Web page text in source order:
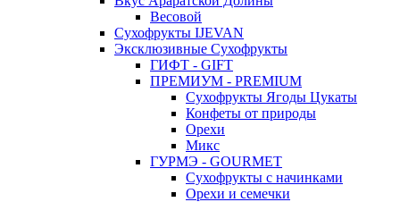
Весовой
Сухофрукты IJEVAN
Эксклюзивные Сухофрукты
ГИФТ - GIFT
ПРЕМИУМ - PREMIUM
Сухофрукты Ягоды Цукаты
Конфеты от природы
Орехи
Микс
ГУРМЭ - GOURMET
Сухофрукты с начинками
Орехи и семечки